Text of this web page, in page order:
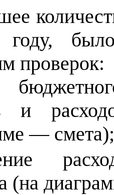
проверок:
и
— смета);
(на